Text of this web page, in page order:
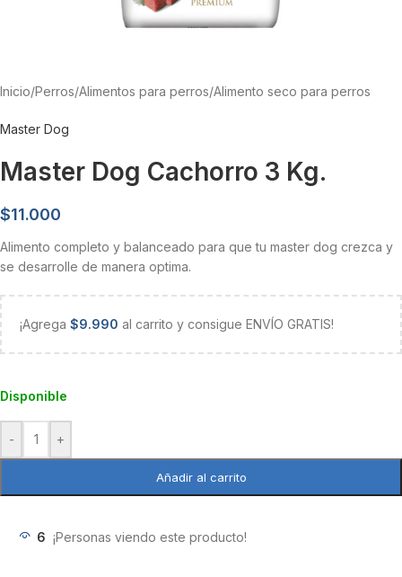
Inicio/Perros/Alimentos para perros/Alimento seco para perros
Master Dog
Master Dog Cachorro 3 Kg.
$11.000
Alimento completo y balanceado para que tu master dog crezca y
se desarrolle de manera optima.
¡Agrega $9.990 al carrito y consigue ENVÍO GRATIS!
Disponible
- +
Añadir al carrito
6 ¡Personas viendo este producto!